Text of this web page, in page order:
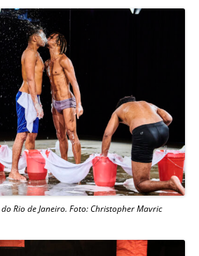
do Rio de Janeiro. Foto: Christopher Mavric